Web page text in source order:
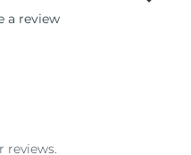
a review